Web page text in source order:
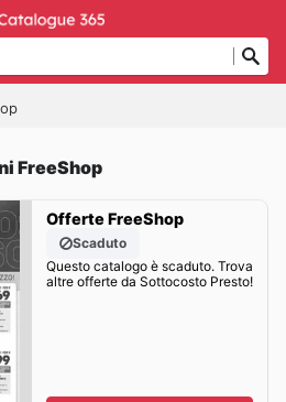
FreeShop
Offerte FreeShop
Scaduto
Questo catalogo è scaduto. Trova
altre offerte da Sottocosto Presto!